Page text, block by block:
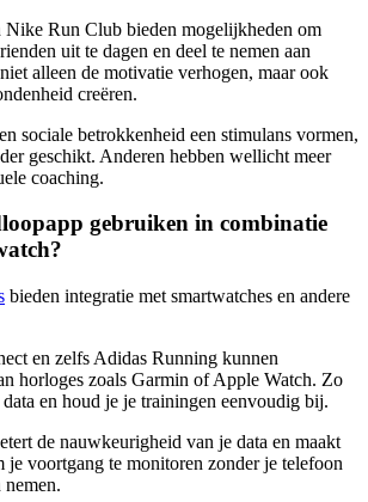
Nike Run Club bieden mogelijkheden om
uit te dagen en deel te nemen aan
alleen de motivatie verhogen, maar ook
creëren.
sociale betrokkenheid een stimulans vormen,
geschikt. Anderen hebben wellicht meer
coaching.
gebruiken in combinatie
bieden integratie met smartwatches en andere
en zelfs Adidas Running kunnen
horloges zoals Garmin of Apple Watch. Zo
en houd je je trainingen eenvoudig bij.
de nauwkeurigheid van je data en maakt
je voortgang te monitoren zonder je telefoon
nemen.